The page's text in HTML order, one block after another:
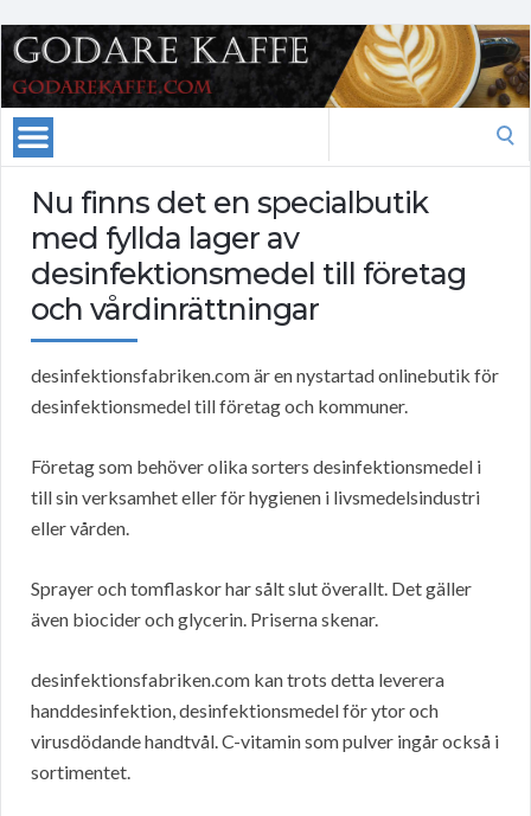
Nu finns det en specialbutik
med fyllda lager av
desinfektionsmedel till företag
och vårdinrättningar
desinfektionsfabriken.com är en nystartad onlinebutik för
desinfektionsmedel till företag och kommuner.
Företag som behöver olika sorters desinfektionsmedel i
till sin verksamhet eller för hygienen i livsmedelsindustri
eller vården.
Sprayer och tomflaskor har sålt slut överallt. Det gäller
även biocider och glycerin. Priserna skenar.
desinfektionsfabriken.com kan trots detta leverera
handdesinfektion, desinfektionsmedel för ytor och
virusdödande handtvål. C-vitamin som pulver ingår också i
sortimentet.